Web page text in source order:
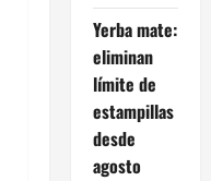
Yerba mate:
eliminan
límite de
estampillas
desde
agosto